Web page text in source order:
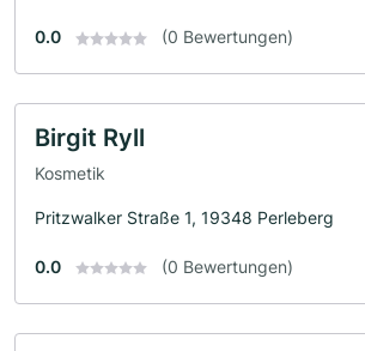
0.0 (0 Bewertungen)
Birgit Ryll
Kosmetik
Pritzwalker Straße 1, 19348 Perleberg
0.0 (0 Bewertungen)